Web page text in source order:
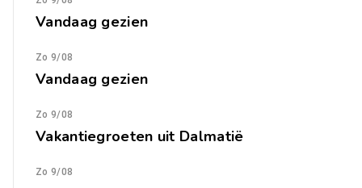
Vandaag gezien
Zo 9/08
Vandaag gezien
Zo 9/08
Vakantiegroeten uit Dalmatië
Zo 9/08